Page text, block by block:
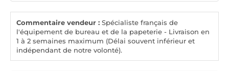
Commentaire vendeur : Spécialiste français de
l'équipement de bureau et de la papeterie - Livraison en
1 à 2 semaines maximum (Délai souvent inférieur et
indépendant de notre volonté).